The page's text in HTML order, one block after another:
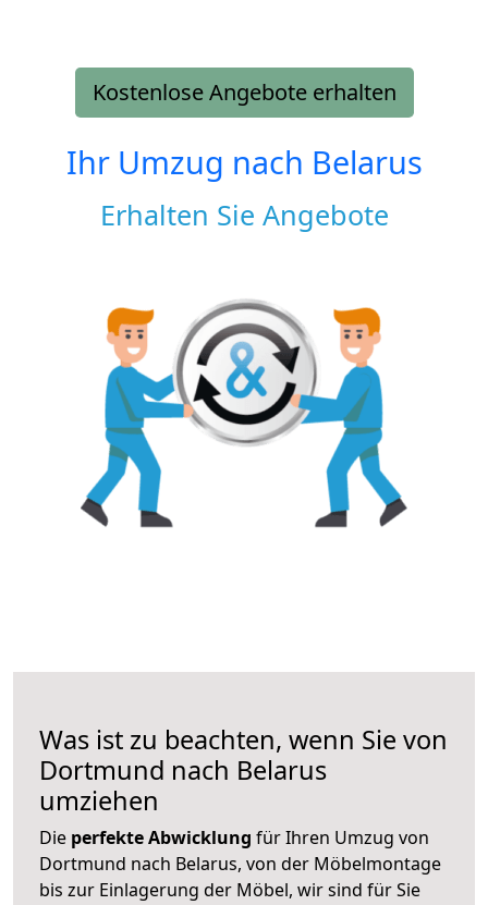
Kostenlose Angebote erhalten
Ihr Umzug nach Belarus
Erhalten Sie Angebote
Was ist zu beachten, wenn Sie von
Dortmund nach Belarus
umziehen
Die perfekte Abwicklung für Ihren Umzug von
Dortmund nach Belarus, von der Möbelmontage
bis zur Einlagerung der Möbel, wir sind für Sie